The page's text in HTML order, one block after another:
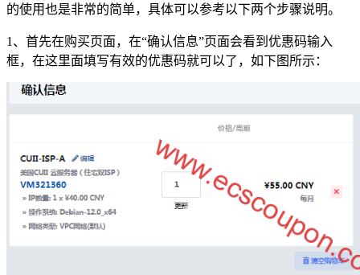
的使用也是非常的简单，具体可以参考以下两个步骤说明。
1、首先在购买页面，在“确认信息”页面会看到优惠码输入
框，在这里面填写有效的优惠码就可以了，如下图所示：